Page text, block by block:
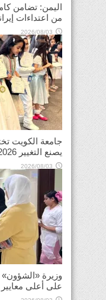
اليمن: تضامن
من اعتداءات
2026/08/03
جامعة الكويت
يصنع التغيير 2026»
2026/08/03
وزيرة «الشؤون»
على أعلى معايير